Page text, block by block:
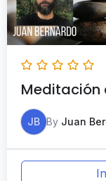
Meditación
JB By Juan